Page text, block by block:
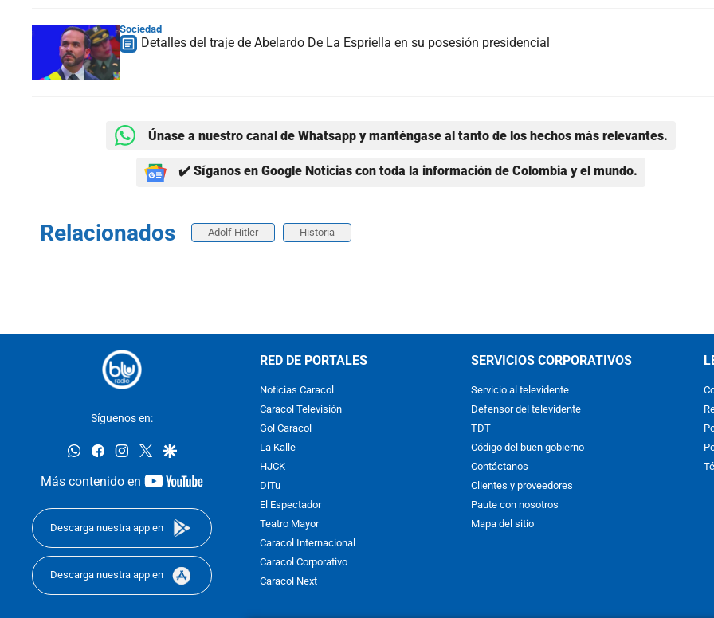
Sociedad
Detalles del traje de Abelardo De La Espriella en su posesión presidencial
Únase a nuestro canal de Whatsapp y manténgase al tanto de los hechos más relevantes.
✔️ Síganos en Google Noticias con toda la información de Colombia y el mundo.
Relacionados Adolf Hitler Historia
Síguenos en:
whatsappfacebookinstagram
twittergoogle
Más contenido en
youtube-
Descarga nuestra app en
Descarga nuestra app en
RED DE PORTALES
Noticias Caracol
Caracol Televisión
Gol Caracol
La Kalle
HJCK
DiTu
El Espectador
Teatro Mayor
Caracol Internacional
Caracol Corporativo
Caracol Next
SERVICIOS CORPORATIVOS
Servicio al televidente
Defensor del televidente
TDT
Código del buen gobierno
Contáctanos
Clientes y proveedores
Paute con nosotros
Mapa del sitio